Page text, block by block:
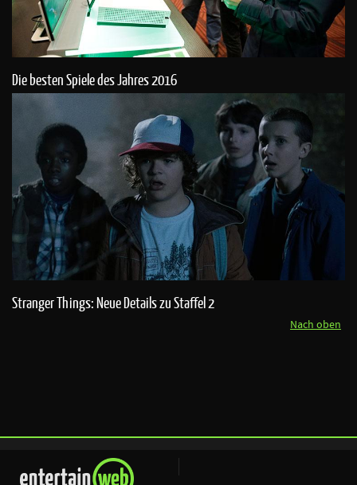
Die besten Spiele des Jahres 2016
Stranger Things: Neue Details zu Staffel 2
Nach oben